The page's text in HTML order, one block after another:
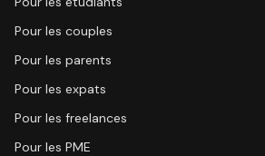
Pour les couples
Pour les parents
Pour les expats
Pour les freelances
Pour les PME